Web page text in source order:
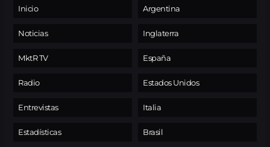
Inicio
Noticias
MktR TV
Radio
Entrevistas
Estadísticas
Argentina
Inglaterra
España
Estados Unidos
Italia
Brasil